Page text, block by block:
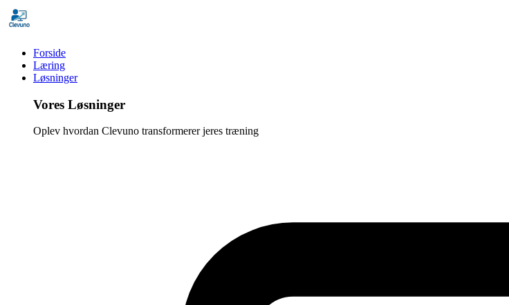
Forside
Læring
Løsninger
Vores Løsninger
Oplev hvordan Clevuno transformerer jeres træning